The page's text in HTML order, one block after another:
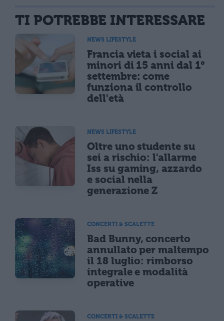
TI POTREBBE INTERESSARE
NEWS LIFESTYLE
Francia vieta i social ai
minori di 15 anni dal 1°
settembre: come
funziona il controllo
dell'età
NEWS LIFESTYLE
Oltre uno studente su
sei a rischio: l'allarme
Iss su gaming, azzardo
e social nella
generazione Z
CONCERTI & SCALETTE
Bad Bunny, concerto
annullato per maltempo
il 18 luglio: rimborso
integrale e modalità
operative
CONCERTI & SCALETTE